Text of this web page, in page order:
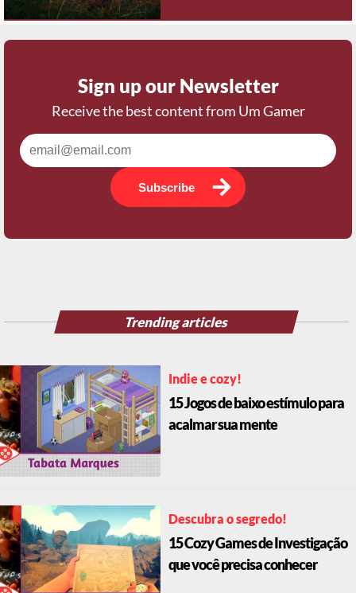
Sign up our Newsletter
Receive the best content from Um Gamer
Subscribe
Trending articles
Indie e cozy!
15 Jogos de baixo estímulo para
acalmar sua mente
Descubra o segredo!
15 Cozy Games de Investigação
que você precisa conhecer